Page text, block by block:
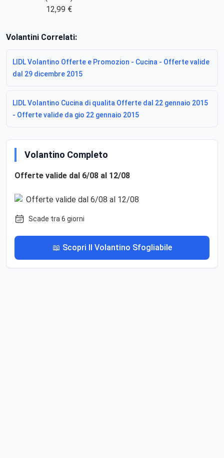
12,99 €
Volantini Correlati:
LIDL Volantino Offerte e Promozion - Cucina - Offerte valide
dal 29 dicembre 2015
LIDL Volantino Cucina di qualita Offerte dal 22 gennaio 2015
- Offerte valide da gio 22 gennaio 2015
Volantino Completo
Offerte valide dal 6/08 al 12/08
Scade tra 6 giorni
📖 Scopri Il Volantino Sfogliabile